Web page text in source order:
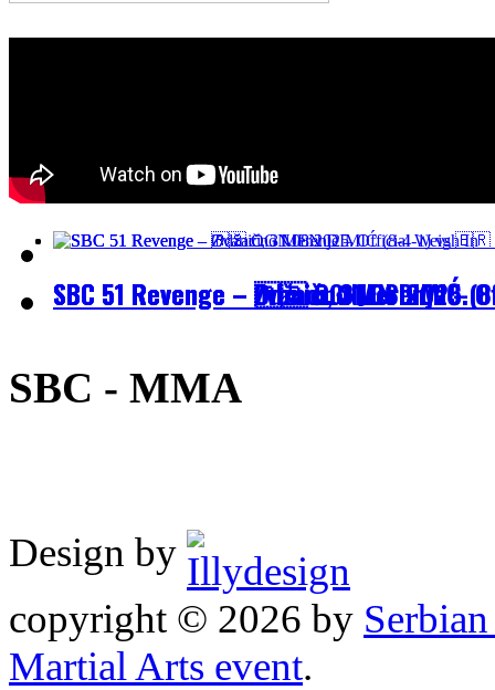
SBC 51 Revenge – Zvanično Merenje –
SBC 51 Revenge – Odžaci, 31.08.2025.
SBC 51 Revenge – 🇷🇸 OGNJEN DIMIĆ
SBC - MMA
Design by
copyright © 2026 by
Martial Arts event.